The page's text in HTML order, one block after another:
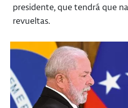
presidente, que tendrá que
revueltas.